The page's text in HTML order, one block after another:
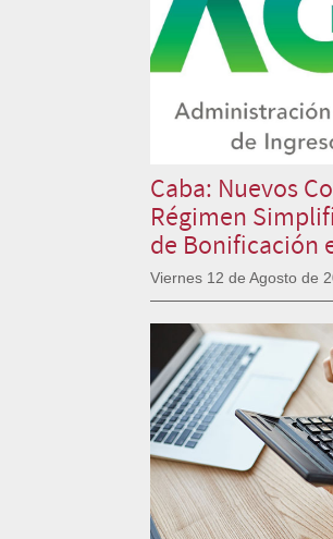
Caba: Nuevos
Régimen
de Bonificación
Viernes 12 de Agosto de